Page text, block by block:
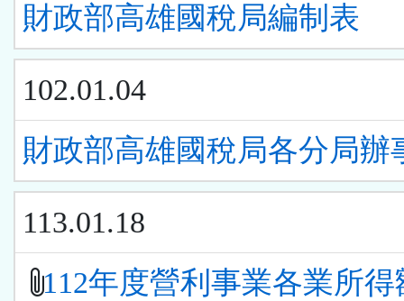
財政部高雄國稅局編制表
102.01.04
財政部高雄國稅局各分局辦
113.01.18
112年度營利事業各業所